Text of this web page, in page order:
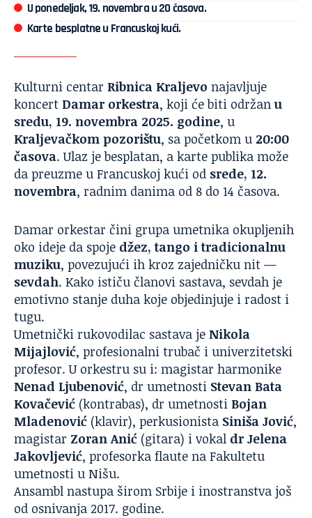
U ponedeljak, 19. novembra u 20 časova.
Karte besplatne u Francuskoj kući.
Kulturni centar Ribnica Kraljevo najavljuje
koncert Damar orkestra, koji će biti održanu
sredu, 19. novembra 2025. godine, u
Kraljevačkom pozorištu, sa početkom u 20:00
časova. Ulaz je besplatan, a karte publika može
da preuzme u Francuskoj kući od srede, 12.
novembra, radnim danima od 8 do 14 časova.
Damar orkestar čini grupa umetnika okupljenih
oko ideje da spoje džez, tango i tradicionalnu
muziku, povezujući ih kroz zajedničku nit —
sevdah. Kako ističu članovi sastava, sevdah je
emotivno stanje duha koje objedinjuje i radost i
tugu.
Umetnički rukovodilac sastava je Nikola
Mijajlović, profesionalni trubač i univerzitetski
profesor. U orkestru su i: magistar harmonike
Nenad Ljubenović, dr umetnosti Stevan Bata
Kovačević (kontrabas), dr umetnosti Bojan
Mladenović (klavir), perkusionista Siniša Jović,
magistar Zoran Anić (gitara) i vokal dr Jelena
Jakovljević, profesorka flaute na Fakultetu
umetnosti u Nišu.
Ansambl nastupa širom Srbije i inostranstva još
od osnivanja 2017. godine.